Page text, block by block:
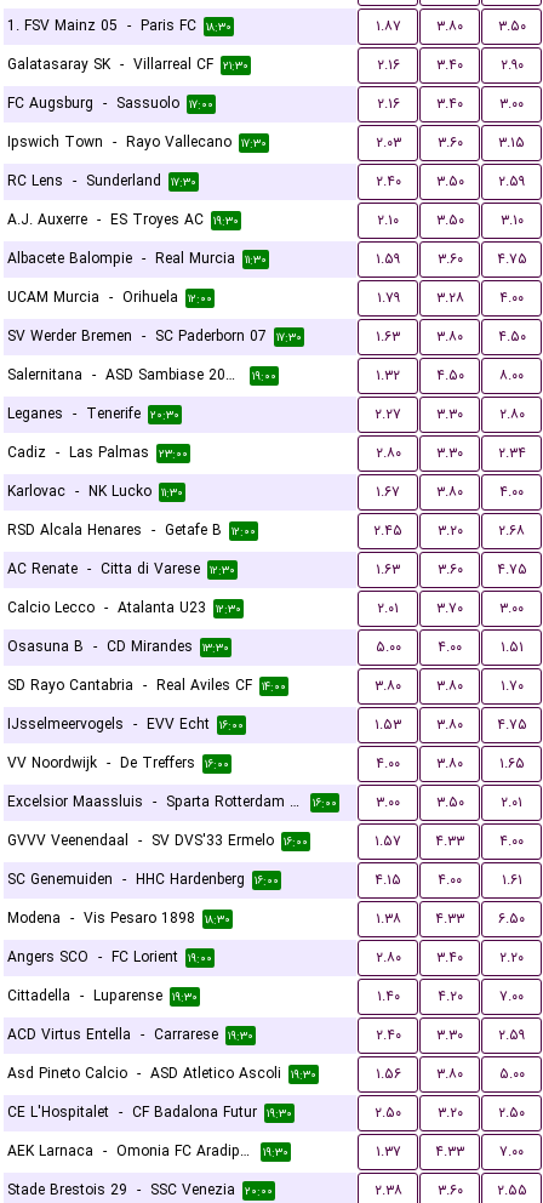
1. FSV Mainz 05 - Paris FC ۱۸:۳۰ ۱.۸۷ ۳.۸۰
۳.۵۰
Galatasaray SK - Villarreal CF ۲۱:۳۰ ۲.۱۶ ۳.۴۰
۲.۹۰
FC Augsburg - Sassuolo ۱۷:۰۰ ۲.۱۶ ۳.۴۰
۳.۰۰
Ipswich Town - Rayo Vallecano ۱۷:۳۰ ۲.۰۳ ۳.۶۰
۳.۱۵
RC Lens - Sunderland ۱۷:۳۰ ۲.۴۰ ۳.۵۰
۲.۵۹
A.J. Auxerre - ES Troyes AC ۱۹:۳۰ ۲.۱۰ ۳.۵۰
۳.۱۰
Albacete Balompie - Real Murcia ۱۱:۳۰ ۱.۵۹ ۳.۶۰
۴.۷۵
UCAM Murcia - Orihuela ۱۲:۰۰ ۱.۷۹ ۳.۲۸
۴.۰۰
SV Werder Bremen - SC Paderborn 07 ۱۷:۳۰ ۱.۶۳ ۳.۸۰
۴.۵۰
Salernitana - ASD Sambiase 2023 ۱۹:۰۰ ۱.۳۲ ۴.۵۰
۸.۰۰
Leganes - Tenerife ۲۰:۳۰ ۲.۲۷ ۳.۳۰
۲.۸۰
Cadiz - Las Palmas ۲۳:۰۰ ۲.۸۰ ۳.۳۰
۲.۳۴
Karlovac - NK Lucko ۱۱:۳۰ ۱.۶۷ ۳.۸۰
۴.۰۰
RSD Alcala Henares - Getafe B ۱۲:۰۰ ۲.۴۵ ۳.۲۰
۲.۶۸
AC Renate - Citta di Varese ۱۲:۳۰ ۱.۶۳ ۳.۶۰
۴.۷۵
Calcio Lecco - Atalanta U23 ۱۲:۳۰ ۲.۰۱ ۳.۷۰
۳.۰۰
Osasuna B - CD Mirandes ۱۳:۳۰ ۵.۰۰ ۴.۰۰
۱.۵۱
SD Rayo Cantabria - Real Aviles CF ۱۴:۰۰ ۳.۸۰ ۳.۸۰
۱.۷۰
IJsselmeervogels - EVV Echt ۱۶:۰۰ ۱.۵۳ ۳.۸۰
۴.۷۵
VV Noordwijk - De Treffers ۱۶:۰۰ ۴.۰۰ ۳.۸۰
۱.۶۵
Excelsior Maassluis - Sparta Rotterdam Reserves ۱۶:۰۰ ۳.۰۰ ۳.۵۰
۲.۰۱
GVVV Veenendaal - SV DVS'33 Ermelo ۱۶:۰۰ ۱.۵۷ ۴.۳۳
۴.۰۰
SC Genemuiden - HHC Hardenberg ۱۶:۰۰ ۴.۱۵ ۴.۰۰
۱.۶۱
Modena - Vis Pesaro 1898 ۱۸:۳۰ ۱.۳۸ ۴.۳۳
۶.۵۰
Angers SCO - FC Lorient ۱۹:۰۰ ۲.۸۰ ۳.۴۰
۲.۲۰
Cittadella - Luparense ۱۹:۳۰ ۱.۴۰ ۴.۲۰
۷.۰۰
ACD Virtus Entella - Carrarese ۱۹:۳۰ ۲.۴۰ ۳.۳۰
۲.۵۹
Asd Pineto Calcio - ASD Atletico Ascoli ۱۹:۳۰ ۱.۵۶ ۳.۸۰
۵.۰۰
CE L'Hospitalet - CF Badalona Futur ۱۹:۳۰ ۲.۵۰ ۳.۲۰
۲.۵۰
AEK Larnaca - Omonia FC Aradippou ۱۹:۳۰ ۱.۳۷ ۴.۳۳
۷.۰۰
Stade Brestois 29 - SSC Venezia ۲۰:۰۰ ۲.۳۸ ۳.۶۰
۲.۵۵